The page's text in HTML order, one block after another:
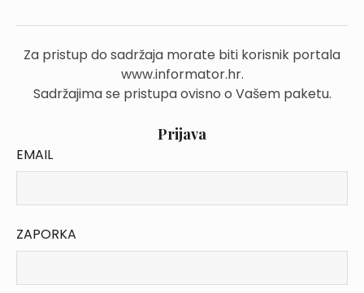
Za pristup do sadržaja morate biti korisnik portala
www.informator.hr.
Sadržajima se pristupa ovisno o Vašem paketu.
Prijava
EMAIL
ZAPORKA